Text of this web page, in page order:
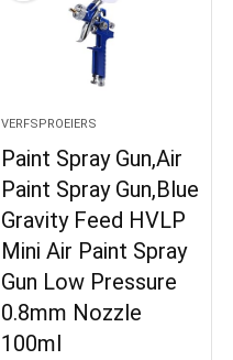
VERFSPROEIERS
Paint Spray Gun,Air
Paint Spray Gun,Blue
Gravity Feed HVLP
Mini Air Paint Spray
Gun Low Pressure
0.8mm Nozzle
100ml